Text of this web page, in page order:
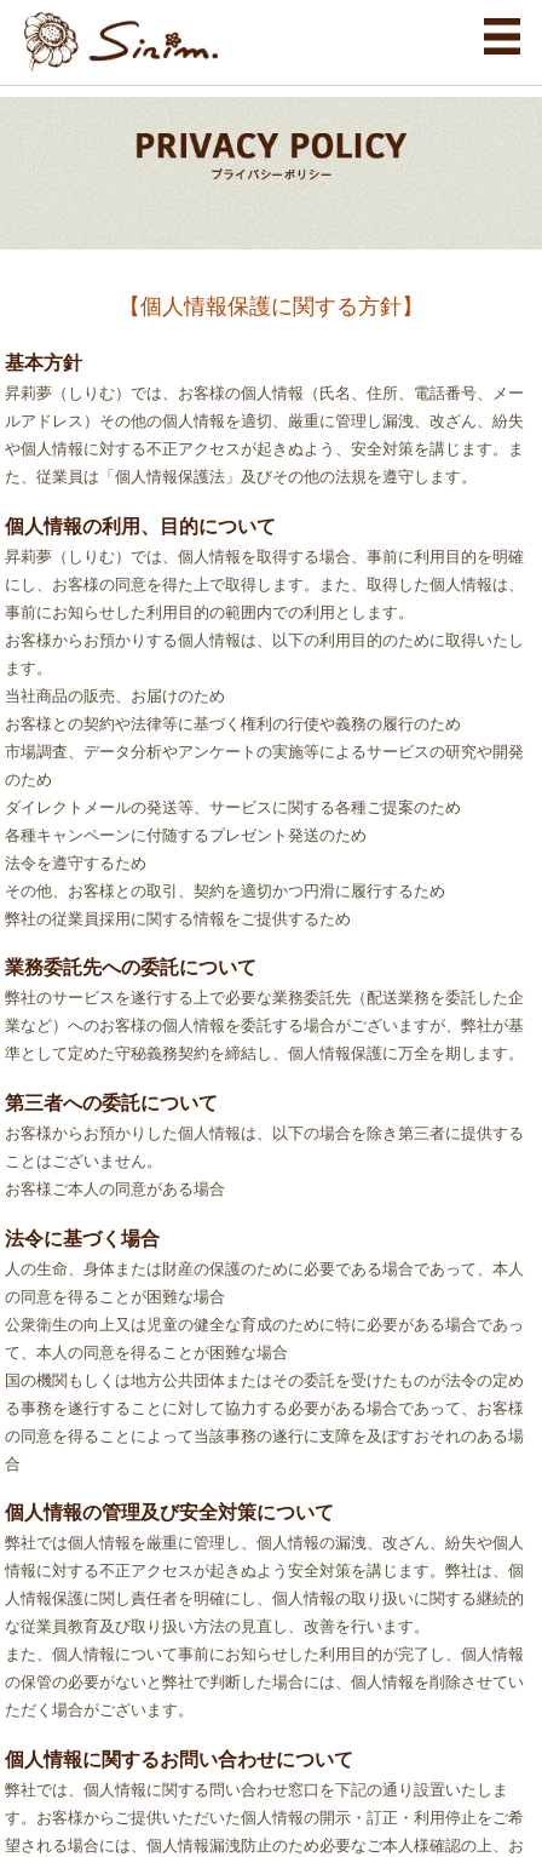
【個人情報保護に関する方針】
基本方針
昇莉夢（しりむ）では、お客様の個人情報（氏名、住所、電話番号、メー
ルアドレス）その他の個人情報を適切、厳重に管理し漏洩、改ざん、紛失
や個人情報に対する不正アクセスが起きぬよう、安全対策を講じます。ま
た、従業員は「個人情報保護法」及びその他の法規を遵守します。
個人情報の利用、目的について
昇莉夢（しりむ）では、個人情報を取得する場合、事前に利用目的を明確
にし、お客様の同意を得た上で取得します。また、取得した個人情報は、
事前にお知らせした利用目的の範囲内での利用とします。
お客様からお預かりする個人情報は、以下の利用目的のために取得いたし
ます。
当社商品の販売、お届けのため
お客様との契約や法律等に基づく権利の行使や義務の履行のため
市場調査、データ分析やアンケートの実施等によるサービスの研究や開発
のため
ダイレクトメールの発送等、サービスに関する各種ご提案のため
各種キャンペーンに付随するプレゼント発送のため
法令を遵守するため
その他、お客様との取引、契約を適切かつ円滑に履行するため
弊社の従業員採用に関する情報をご提供するため
業務委託先への委託について
弊社のサービスを遂行する上で必要な業務委託先（配送業務を委託した企
業など）へのお客様の個人情報を委託する場合がございますが、弊社が基
準として定めた守秘義務契約を締結し、個人情報保護に万全を期します。
第三者への委託について
お客様からお預かりした個人情報は、以下の場合を除き第三者に提供する
ことはございません。
お客様ご本人の同意がある場合
法令に基づく場合
人の生命、身体または財産の保護のために必要である場合であって、本人
の同意を得ることが困難な場合
公衆衛生の向上又は児童の健全な育成のために特に必要がある場合であっ
て、本人の同意を得ることが困難な場合
国の機関もしくは地方公共団体またはその委託を受けたものが法令の定め
る事務を遂行することに対して協力する必要がある場合であって、お客様
の同意を得ることによって当該事務の遂行に支障を及ぼすおそれのある場
合
個人情報の管理及び安全対策について
弊社では個人情報を厳重に管理し、個人情報の漏洩、改ざん、紛失や個人
情報に対する不正アクセスが起きぬよう安全対策を講じます。弊社は、個
人情報保護に関し責任者を明確にし、個人情報の取り扱いに関する継続的
な従業員教育及び取り扱い方法の見直し、改善を行います。
また、個人情報について事前にお知らせした利用目的が完了し、個人情報
の保管の必要がないと弊社で判断した場合には、個人情報を削除させてい
ただく場合がございます。
個人情報に関するお問い合わせについて
弊社では、個人情報に関する問い合わせ窓口を下記の通り設置いたしま
す。お客様からご提供いただいた個人情報の開示・訂正・利用停止をご希
望される場合には、個人情報漏洩防止のため必要なご本人様確認の上、お